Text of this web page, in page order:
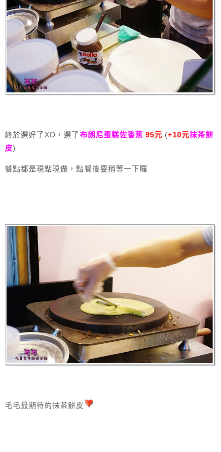
終於選好了XD，選了 布朗尼蛋糕佐香蕉 95元 (+10元抹茶餅
皮)
餐點都是現點現做，點餐後要稍等一下囉
毛毛最期待的抹茶餅皮